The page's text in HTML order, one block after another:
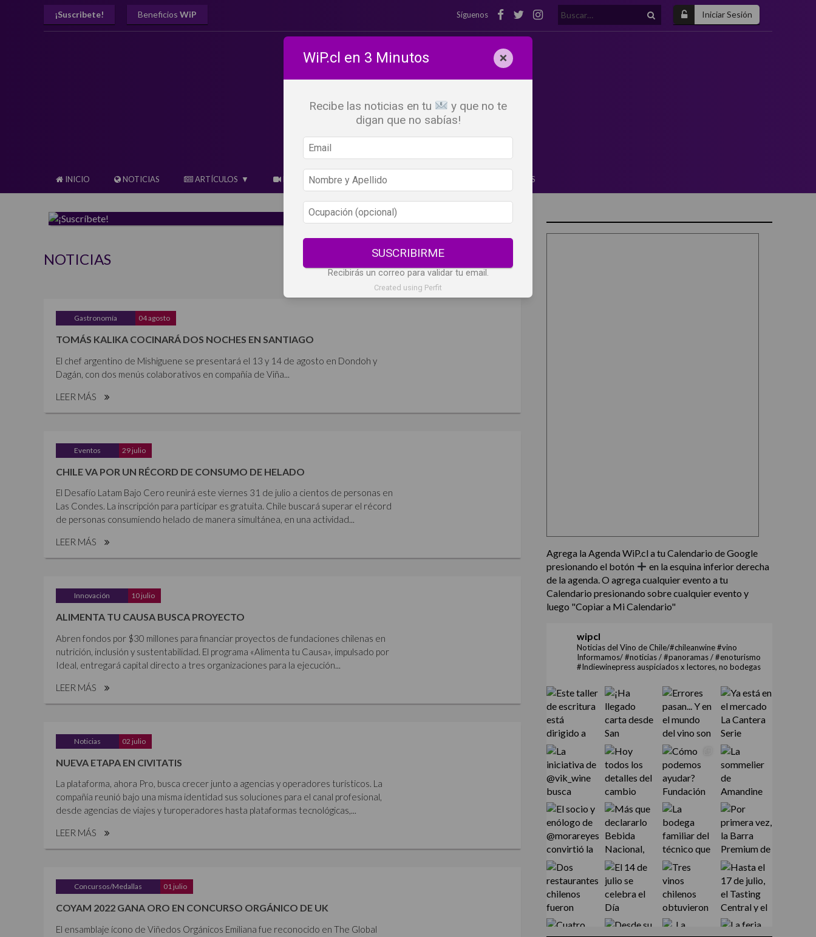
Iniciar Sesión
¡Suscribete! Beneficios WiP Buscar:
Síguenos
INICIO NOTICIAS ARTÍCULOS BEBER X LOS OJOS GLOSARIO DEL VINO PANORAMAS
NOTICIAS
Gastronomía 04 agosto
TOMÁS KALIKA COCINARÁ DOS NOCHES EN SANTIAGO
El chef argentino de Mishiguene se presentará el 13 y 14 de agosto en Dondoh y
Dagán, con dos menús colaborativos en compañía de Viña...
LEER MÁS
Eventos 29 julio
CHILE VA POR UN RÉCORD DE CONSUMO DE HELADO
El Desafío Latam Bajo Cero reunirá este viernes 31 de julio a cientos de personas en
Las Condes. La inscripción para participar es gratuita. Chile buscará superar el récord
de personas consumiendo helado de manera simultánea, en una actividad...
LEER MÁS
Innovación 10 julio
ALIMENTA TU CAUSA BUSCA PROYECTO
Abren fondos por $30 millones para financiar proyectos de fundaciones chilenas en
nutrición, inclusión y sustentabilidad. El programa «Alimenta tu Causa», impulsado por
Ideal, entregará capital directo a tres organizaciones para la ejecución...
LEER MÁS
Noticias 02 julio
NUEVA ETAPA EN CIVITATIS
La plataforma, ahora Pro, busca crecer junto a agencias y operadores turísticos. La
compañía reunió bajo una misma identidad sus soluciones para el canal profesional,
desde agencias de viajes y turoperadores hasta plataformas tecnológicas,...
LEER MÁS
Concursos/Medallas 01 julio
COYAM 2022 GANA ORO EN CONCURSO ORGÁNICO DE UK
El ensamblaje ícono de Viñedos Orgánicos Emiliana fue reconocido en The Global
Agrega la Agenda WiP.cl a tu Calendario de Google
presionando el botón
en la esquina inferior derecha
de la agenda. O agrega cualquier evento a tu
Calendario presionando sobre cualquier evento y
luego "Copiar a Mi Calendario"
wipcl
Noticias del Vino de Chile/#chileanwine #vino
Informamos/ #noticias / #panoramas / #enoturismo
#Indiewinepress auspiciados x lectores, no bodegas
WiP.cl en 3 Minutos ×
Recibe las noticias en tu
y que no te
digan que no sabías!
SUSCRIBIRME
Recibirás un correo para validar tu email.
Created using Perfit